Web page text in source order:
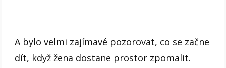
A bylo velmi zajímavé pozorovat, co se začne
dít, když žena dostane prostor zpomalit.